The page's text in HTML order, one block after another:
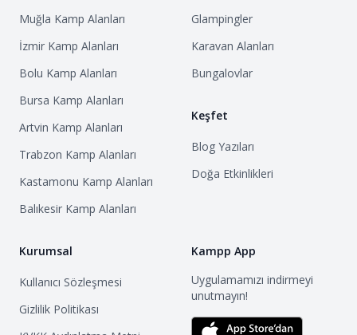
Muğla Kamp Alanları
İzmir Kamp Alanları
Bolu Kamp Alanları
Bursa Kamp Alanları
Artvin Kamp Alanları
Trabzon Kamp Alanları
Kastamonu Kamp Alanları
Balıkesir Kamp Alanları
Glampingler
Karavan Alanları
Bungalovlar
Keşfet
Blog Yazıları
Doğa Etkinlikleri
Kurumsal
Kullanıcı Sözleşmesi
Gizlilik Politikası
Kampp App
Uygulamamızı indirmeyi
unutmayın!